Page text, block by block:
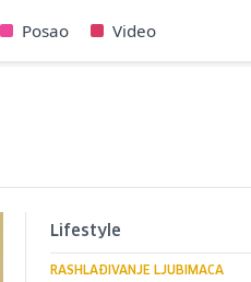
Posao Video
Lifestyle
RASHLAĐIVANJE LJUBIMACA